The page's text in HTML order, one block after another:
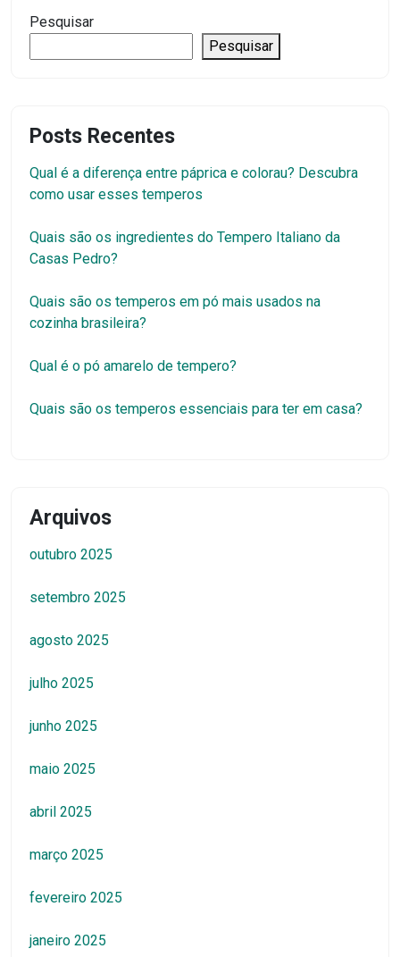
Pesquisar
Pesquisar
Posts Recentes
Qual é a diferença entre páprica e colorau? Descubra
como usar esses temperos
Quais são os ingredientes do Tempero Italiano da
Casas Pedro?
Quais são os temperos em pó mais usados na
cozinha brasileira?
Qual é o pó amarelo de tempero?
Quais são os temperos essenciais para ter em casa?
Arquivos
outubro 2025
setembro 2025
agosto 2025
julho 2025
junho 2025
maio 2025
abril 2025
março 2025
fevereiro 2025
janeiro 2025